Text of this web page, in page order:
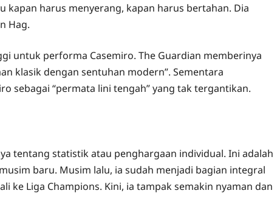
kapan harus menyerang, kapan harus bertahan. Dia
Hag.
untuk performa Casemiro. The Guardian memberinya
klasik dengan sentuhan modern”. Sementara
sebagai “permata lini tengah” yang tak tergantikan.
tentang statistik atau penghargaan individual. Ini adalah
baru. Musim lalu, ia sudah menjadi bagian integral
ke Liga Champions. Kini, ia tampak semakin nyaman dan